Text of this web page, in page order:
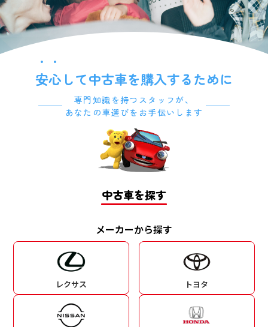
安心
・・
して中古車を購入するために
専門知識を持つスタッフが、
あなたの車選びをお手伝いします
中古車を探す
メーカーから探す
レクサス トヨタ